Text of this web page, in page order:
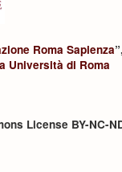
Roma Sapienza
Università di Roma
License BY-NC-